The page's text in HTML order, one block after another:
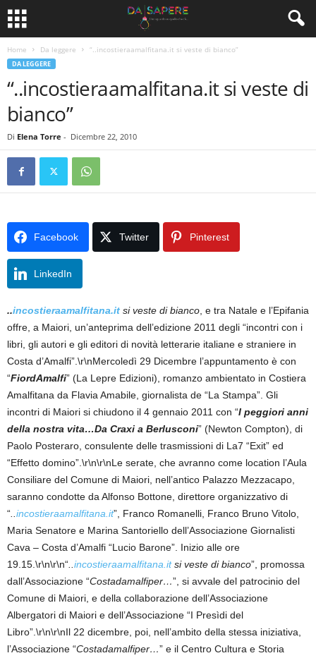
Home Da leggere “..incostieraamalfitana.it si veste di bianco”
DA LEGGERE
“..incostieraamalfitana.it si veste di
bianco”
Di Elena Torre - Dicembre 22, 2010
Facebook Twitter Pinterest
LinkedIn
..incostieraamalfitana.it si veste di bianco , e tra Natale e l’Epifania
offre, a Maiori, un’anteprima dell’edizione 2011 degli “incontri con i
libri, gli autori e gli editori di novità letterarie italiane e straniere in
Costa d’Amalfi”.\r\nMercoledì 29 Dicembre l’appuntamento è con
“FiordAmalfi” (La Lepre Edizioni), romanzo ambientato in Costiera
Amalfitana da Flavia Amabile, giornalista de “La Stampa”. Gli
incontri di Maiori si chiudono il 4 gennaio 2011 con “I peggiori anni
della nostra vita…Da Craxi a Berlusconi” (Newton Compton), di
Paolo Posteraro, consulente delle trasmissioni di La7 “Exit” ed
“Effetto domino”.\r\n\r\nLe serate, che avranno come location l’Aula
Consiliare del Comune di Maiori, nell’antico Palazzo Mezzacapo,
saranno condotte da Alfonso Bottone, direttore organizzativo di
“ incostieraamalfitana.it”, Franco Romanelli, Franco Bruno Vitolo,
Maria Senatore e Marina Santoriello dell’Associazione Giornalisti
Cava – Costa d’Amalfi “Lucio Barone”. Inizio alle ore
19.15.\r\n\r\n“ incostieraamalfitana.it si veste di bianco”, promossa
dall’Associazione “Costadamalfiper…”, si avvale del patrocinio del
Comune di Maiori, e della collaborazione dell’Associazione
Albergatori di Maiori e dell’Associazione “I Presìdi del
Libro”.\r\n\r\nIl 22 dicembre, poi, nell’ambito della stessa iniziativa,
l’Associazione “Costadamalfiper…” e il Centro Cultura e Storia